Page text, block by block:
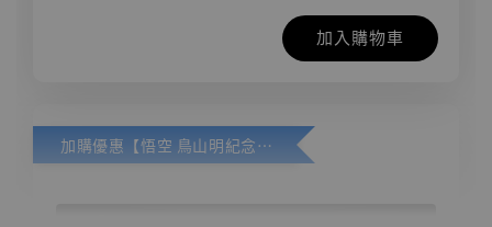
加入購物車
加購優惠【悟空 鳥山明紀念款 [奇蹟工作室]】